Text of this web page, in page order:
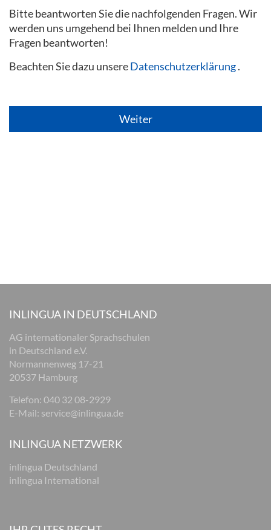
Bitte beantworten Sie die nachfolgenden Fragen. Wir
werden uns umgehend bei Ihnen melden und Ihre
Fragen beantworten!
Beachten Sie dazu unsereDatenschutzerklärung.
Weiter
INLINGUA IN DEUTSCHLAND
AG internationaler Sprachschulen
in Deutschland e.V.
Normannenweg 17-21
20537 Hamburg
Telefon: 040 32 08-2929
E-Mail: service@inlingua.de
INLINGUA NETZWERK
inlingua Deutschland
inlingua International